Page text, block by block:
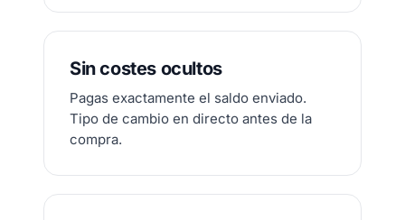
Sin costes ocultos
Pagas exactamente el saldo enviado.
Tipo de cambio en directo antes de la
compra.